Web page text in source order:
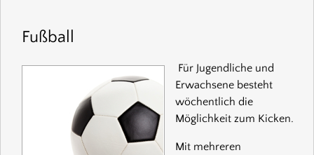
Fußball
Für Jugendliche und
Erwachsene besteht
wöchentlich die
Möglichkeit zum Kicken.
Mit mehreren